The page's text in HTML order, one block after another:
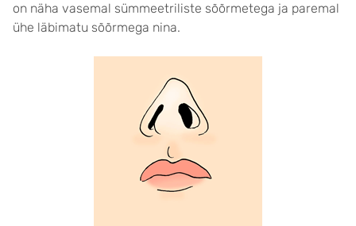
on näha vasemal sümmeetriliste sõõrmetega ja paremal
ühe läbimatu sõõrmega nina.